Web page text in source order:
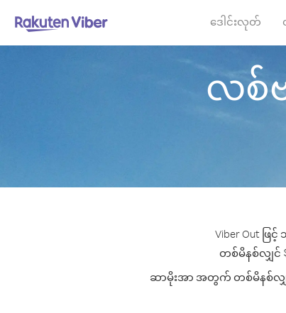
ဒေါင်းလုတ်
လစ်ဗ
Viber Out ဖ
တစ်မိနစ်လျှင်
ဆာမိုးအာ အတွက် တစ်မိနစ်လျှ